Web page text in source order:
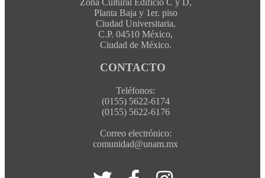
Planta Baja y 1er. piso
Ciudad Universitaria,
C.P. 04510 México,
Ciudad de México.
CONTACTO
Teléfonos:
(0155) 5622-6174
(0155) 5622-6176
Correo electrónico:
comunidad@unam.mx